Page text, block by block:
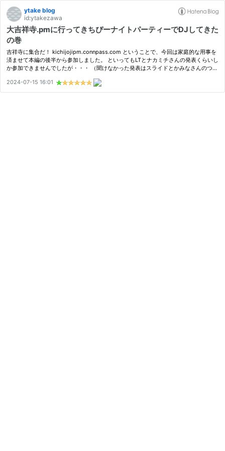
ytake blog
id:ytakezawa
大吉祥寺.pmに行ってきちぴーナイトパーティーでDJしてきた
の巻
吉祥寺に集合だ！ kichijojipm.connpass.com ということで、今回は家庭的な用事を
済ませて本編の後半から参加しました。 といってもLTとナカミチさんの発表くらいし
か参加できませんでしたが・・・ （聞けなかった発表はスライドとかみなさんのつぶ
2024-07-15 16:01